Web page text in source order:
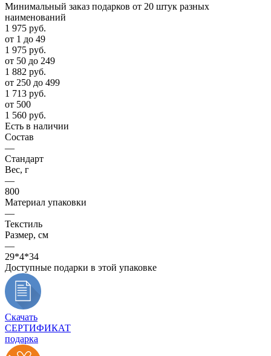
Минимальный заказ подарков от 20 штук разных
наименований
1 975 руб.
от 1 до 49
1 975 руб.
от 50 до 249
1 882 руб.
от 250 до 499
1 713 руб.
от 500
1 560 руб.
Есть в наличии
Состав
—
Стандарт
Вес, г
—
800
Материал упаковки
—
Текстиль
Размер, см
—
29*4*34
Доступные подарки в этой упаковке
Скачать
СЕРТИФИКАТ
подарка